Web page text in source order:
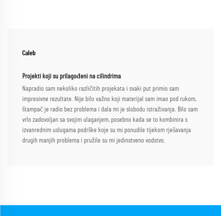
Caleb
Projekti koji su prilagođeni na cilindrima
Napradio sam nekoliko različitih projekata i svaki put primio sam
impresivne rezultate. Nije bilo važno koji materijal sam imao pod rukom,
štampač je radio bez problema i dala mi je slobodu istraživanja. Bilo sam
vrlo zadovoljan sa svojim ulaganjem, posebno kada se to kombinira s
izvanrednim uslugama podrške koje su mi ponudile tijekom rješavanja
drugih manjih problema i pružile su mi jedinstveno vodstvo.